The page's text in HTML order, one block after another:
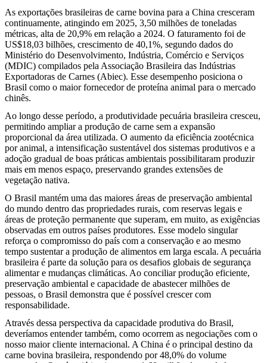
As exportações brasileiras de carne bovina para a China cresceram
continuamente, atingindo em 2025, 3,50 milhões de toneladas
métricas, alta de 20,9% em relação a 2024. O faturamento foi de
US$18,03 bilhões, crescimento de 40,1%, segundo dados do
Ministério do Desenvolvimento, Indústria, Comércio e Serviços
(MDIC) compilados pela Associação Brasileira das Indústrias
Exportadoras de Carnes (Abiec). Esse desempenho posiciona o
Brasil como o maior fornecedor de proteína animal para o mercado
chinês.
Ao longo desse período, a produtividade pecuária brasileira cresceu,
permitindo ampliar a produção de carne sem a expansão
proporcional da área utilizada. O aumento da eficiência zootécnica
por animal, a intensificação sustentável dos sistemas produtivos e a
adoção gradual de boas práticas ambientais possibilitaram produzir
mais em menos espaço, preservando grandes extensões de
vegetação nativa.
O Brasil mantém uma das maiores áreas de preservação ambiental
do mundo dentro das propriedades rurais, com reservas legais e
áreas de proteção permanente que superam, em muito, as exigências
observadas em outros países produtores. Esse modelo singular
reforça o compromisso do país com a conservação e ao mesmo
tempo sustentar a produção de alimentos em larga escala. A pecuária
brasileira é parte da solução para os desafios globais de segurança
alimentar e mudanças climáticas. Ao conciliar produção eficiente,
preservação ambiental e capacidade de abastecer milhões de
pessoas, o Brasil demonstra que é possível crescer com
responsabilidade.
Através dessa perspectiva da capacidade produtiva do Brasil,
deveríamos entender também, como ocorrem as negociações com o
nosso maior cliente internacional. A China é o principal destino da
carne bovina brasileira, respondendo por 48,0% do volume